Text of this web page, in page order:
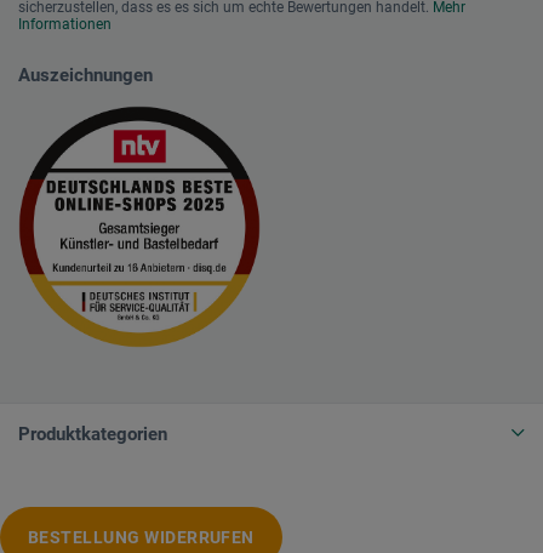
sicherzustellen, dass es es sich um echte Bewertungen handelt. Mehr
Informationen
Auszeichnungen
Produktkategorien
BESTELLUNG WIDERRUFEN